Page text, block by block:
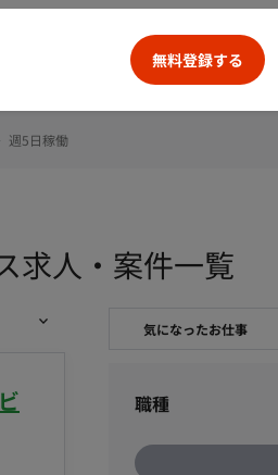
無料登録する
求人・案件一覧
気になったお仕事
職種
週5日稼働